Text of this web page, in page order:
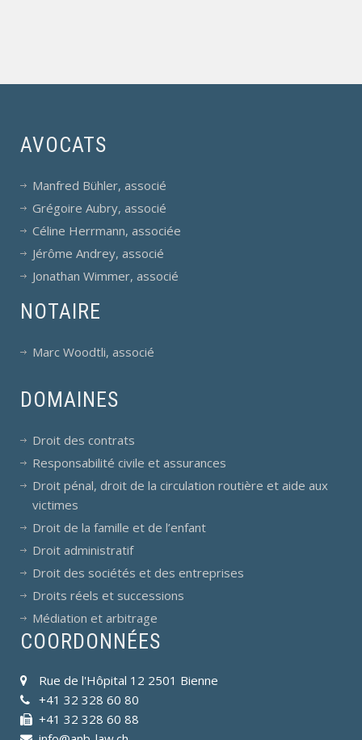
AVOCATS
Manfred Bühler, associé
Grégoire Aubry, associé
Céline Herrmann, associée
Jérôme Andrey, associé
Jonathan Wimmer, associé
NOTAIRE
Marc Woodtli, associé
DOMAINES
Droit des contrats
Responsabilité civile et assurances
Droit pénal, droit de la circulation routière et aide aux
victimes
Droit de la famille et de l’enfant
Droit administratif
Droit des sociétés et des entreprises
Droits réels et successions
Médiation et arbitrage
COORDONNÉES
Rue de l'Hôpital 12 2501 Bienne
+41 32 328 60 80
+41 32 328 60 88